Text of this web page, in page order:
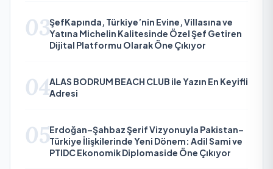
03ŞefKapında, Türkiye’nin Evine, Villasına ve
Yatına Michelin Kalitesinde Özel Şef Getiren
Dijital Platformu Olarak Öne Çıkıyor
04ALAS BODRUM BEACH CLUB ile Yazın En Keyifli
Adresi
05Erdoğan–Şahbaz Şerif Vizyonuyla Pakistan–
Türkiye İlişkilerinde Yeni Dönem: Adil Sami ve
PTIDC Ekonomik Diplomaside Öne Çıkıyor